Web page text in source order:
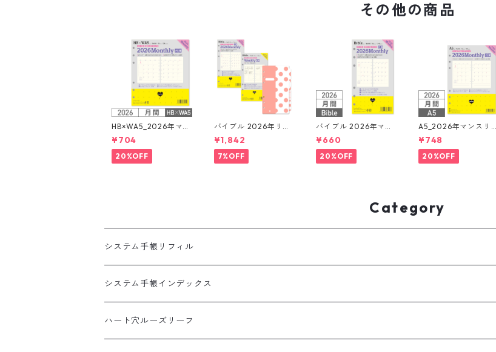
その他の商品
HB×WA5_2026年マン
スリー 月間ブロック+L
OVEドット罫 システ
ム手帳リフィル
¥704
20%OFF
バイブル 2026年リフ
ィルセット システム手
帳 ★送料無料★
¥1,842
7%OFF
バイブル 2026年マン
スリー 月間ブロック+L
OVEドット罫 システ
ム手帳リフィル
¥660
20%OFF
A5_2026年マンスリー
月間ブロック + LOVE
ドット罫 システム手帳
リフィル
¥748
20%OFF
Category
システム手帳リフィル
A5
HB×WA5
システム手帳インデックス
A5
ハート穴ルーズリーフ